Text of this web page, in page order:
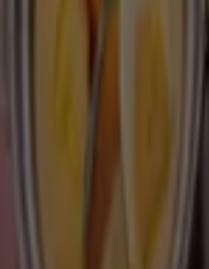
とりあえず吾平